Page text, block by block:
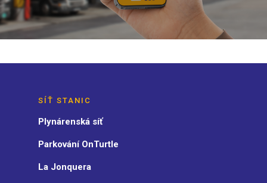
SÍŤ STANIC
Plynárenská síť
Parkování OnTurtle
La Jonquera